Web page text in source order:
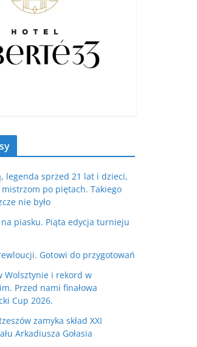
legenda sprzed 21 lat i dzieci,
po piętach. Takiego
nie było
piasku. Piąta edycja turnieju
Gotowi do przygotowań
Wolsztynie i rekord w
Przed nami finałowa
Cup 2026.
zamyka skład XXI
Arkadiusza Gołasia